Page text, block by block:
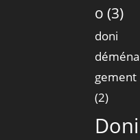
o (3)
doni
déména
gement
(2)
Doni